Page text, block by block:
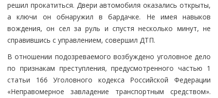
решил прокатиться. Двери автомобиля оказались открыты,
а ключи он обнаружил в бардачке. Не имея навыков
вождения, он сел за руль и спустя несколько минут, не
справившись с управлением, совершил ДТП.
В отношении подозреваемого возбуждено уголовное дело
по признакам преступления, предусмотренного частью 1
статьи 166 Уголовного кодекса Российской Федерации
«Неправомерное завладение транспортным средством».